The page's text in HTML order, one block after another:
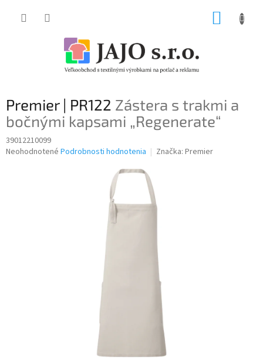
Premier | PR122 Zástera s trakmi a
bočnými kapsami „Regenerate“
39012210099
Priemerné
Neohodnotené Podrobnosti hodnotenia Značka: Premier